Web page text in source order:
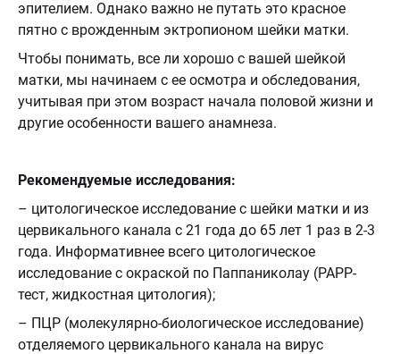
эпителием. Однако важно не путать это красное
пятно с врожденным эктропионом шейки матки.⠀
Чтобы понимать, все ли хорошо с вашей шейкой
матки, мы начинаем с ее осмотра и обследования,
учитывая при этом возраст начала половой жизни и
другие особенности вашего анамнеза.
Рекомендуемые исследования:
­– цитологическое исследование с шейки матки и из
цервикального канала с 21 года до 65 лет 1 раз в 2-3
года. Информативнее всего цитологическое
исследование с окраской по Паппаниколау (PAPP-
тест, жидкостная цитология);
– ПЦР (молекулярно-биологическое исследование)
отделяемого цервикального канала на вирус